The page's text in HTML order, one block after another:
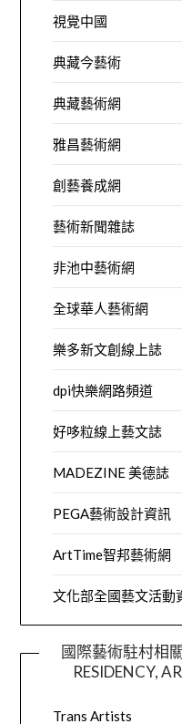
視覺中國
典藏今藝術
典藏藝術網
雅昌藝術網
創藝養成網
藝術新聞雜誌
非池中藝術網
全球華人藝術網
樂多新文創線上誌
dpi快樂網路頻道
好哆粒線上藝文誌
MADEZINE 美德誌
PEGA藝術設計資訊
ArtTime智邦藝術網
文化部全國藝文活動
國際藝術駐村相
RESIDENCY,
Trans Artists